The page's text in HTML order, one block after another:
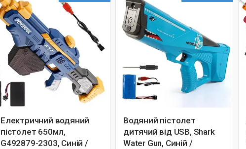
Електричний водяний
пістолет 650мл,
G492879-2303, Синій /
Водяний пістолет
дитячий від USB, Shark
Water Gun, Синій /